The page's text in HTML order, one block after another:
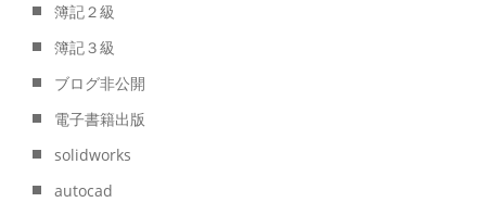
簿記２級
簿記３級
ブログ非公開
電子書籍出版
solidworks
autocad